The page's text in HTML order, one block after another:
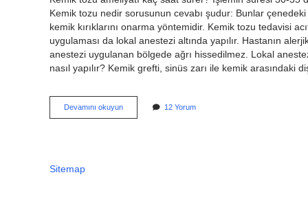
Kemik tozu nedir sorusunun cevabı şudur: Bunlar
kemik kırıklarını onarma yöntemidir. Kemik tozu tedavisi
uygulaması da lokal anestezi altında yapılır. Hastanın
anestezi uygulanan bölgede ağrı hissedilmez. Lokal
nasıl yapılır? Kemik grefti, sinüs zarı ile kemik arasındaki
Devamını okuyunKemik
Tozu
12 Yorum
Sitemap